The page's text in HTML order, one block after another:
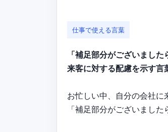
仕事で使える言葉
「補足部分がございました
来客に対する配慮を示す言
お忙しい中、自分の会社に
「補足部分がございまし